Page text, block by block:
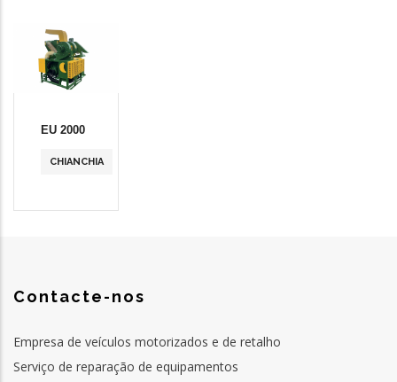
EU 2000
CHIANCHIA
Contacte-nos
Empresa de veículos motorizados e de retalho
Serviço de reparação de equipamentos